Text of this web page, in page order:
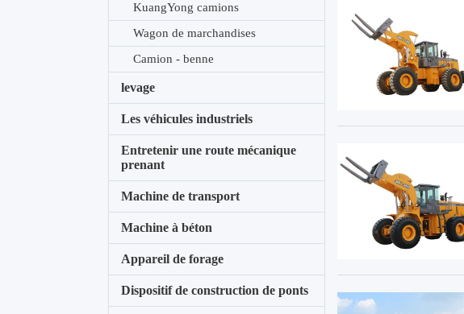
KuangYong camions
Wagon de marchandises
Camion - benne
levage
Les véhicules industriels
Entretenir une route mécanique
prenant
Machine de transport
Machine à béton
Appareil de forage
Dispositif de construction de ponts